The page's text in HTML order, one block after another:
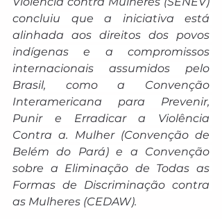
concluiu que a iniciativa está
alinhada aos direitos dos povos
indígenas e a compromissos
internacionais assumidos pelo
Brasil, como a Convenção
Interamericana para Prevenir,
Punir e Erradicar a Violência
Contra a. Mulher (Convenção de
Belém do Pará) e a Convenção
sobre a Eliminação de Todas as
Formas de Discriminação contra
as Mulheres (CEDAW).